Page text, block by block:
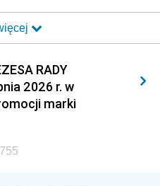
2015
2012
2009
2006
RADY
2026 r. w
marki